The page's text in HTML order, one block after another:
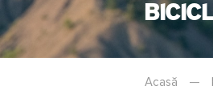
Acasă —